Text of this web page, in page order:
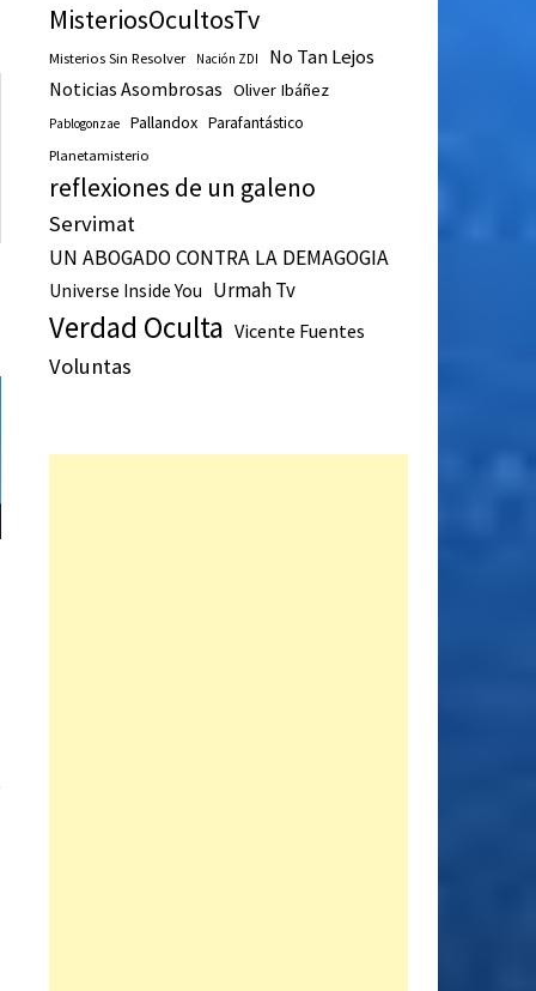
MisteriosOcultosTv
Misterios Sin Resolver Nación ZDI No Tan Lejos
Noticias Asombrosas Oliver Ibáñez
Pablogonzae Pallandox Parafantástico
Planetamisterio
reflexiones de un galeno
Servimat
UN ABOGADO CONTRA LA DEMAGOGIA
Universe Inside You Urmah Tv
Verdad Oculta Vicente Fuentes
Voluntas